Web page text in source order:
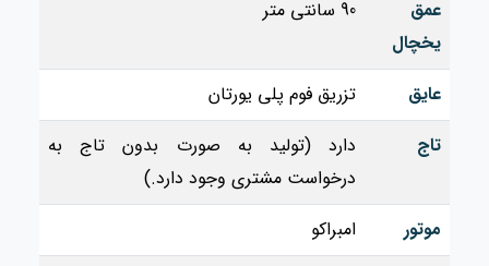
عمق
یخچال
90 سانتی متر
عایق
تزریق فوم پلی یورتان
تاج
دارد (تولید به صورت بدون تاج به
درخواست مشتری وجود دارد.)
موتور
امبراکو